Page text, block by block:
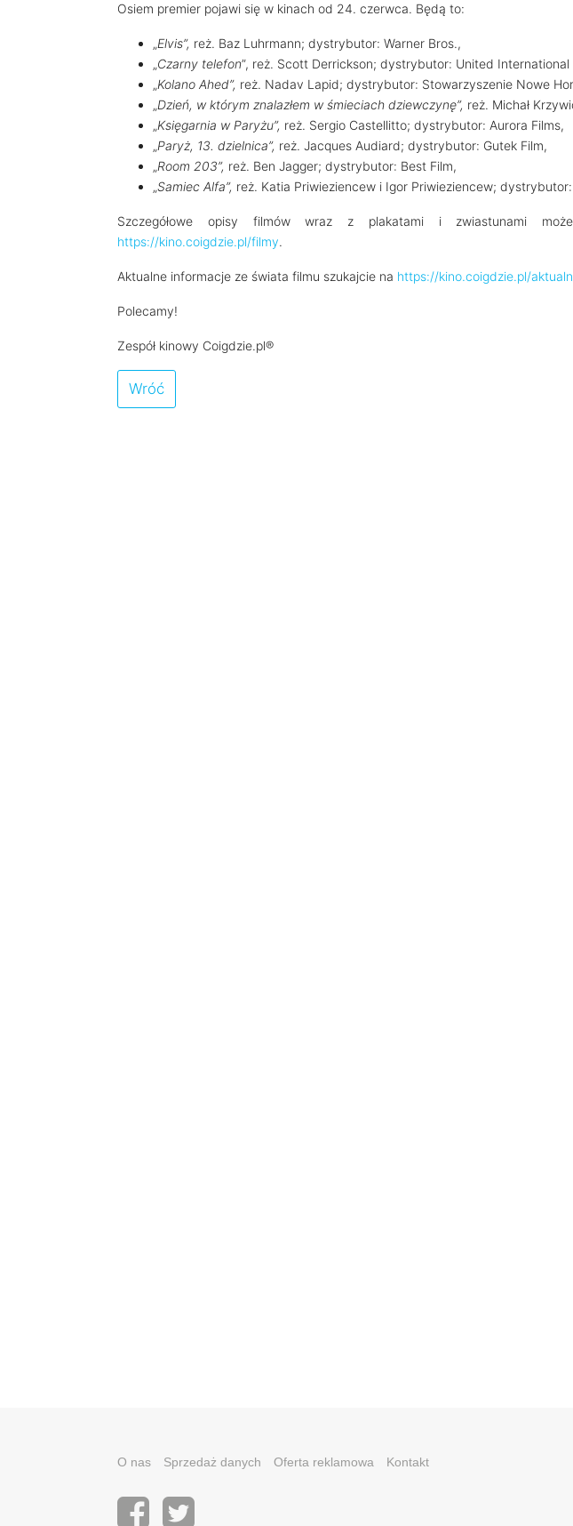
Osiem premier pojawi się w kinach od 24. czerwca. Będą to:
„Elvis”, reż. Baz Luhrmann; dystrybutor: Warner Bros.,
„Czarny telefon”, reż. Scott Derrickson; dystrybutor: United International
„Kolano Ahed”, reż. Nadav Lapid; dystrybutor: Stowarzyszenie Nowe
„Dzień, w którym znalazłem w śmieciach dziewczynę”, reż. Michał
„Księgarnia w Paryżu”, reż. Sergio Castellitto; dystrybutor: Aurora Films,
„Paryż, 13. dzielnica”, reż. Jacques Audiard; dystrybutor: Gutek Film,
„Room 203”, reż. Ben Jagger; dystrybutor: Best Film,
„Samiec Alfa”, reż. Katia Priwieziencew i Igor Priwieziencew;
Szczegółowe opisy filmów wraz z plakatami i zwiastunami
https://kino.coigdzie.pl/filmy.
Aktualne informacje ze świata filmu szukajcie na https://kino.coigdzie.pl/
Polecamy!
Zespół kinowy Coigdzie.pl®
Wróć
O nas Sprzedaż danych Oferta reklamowa Kontakt